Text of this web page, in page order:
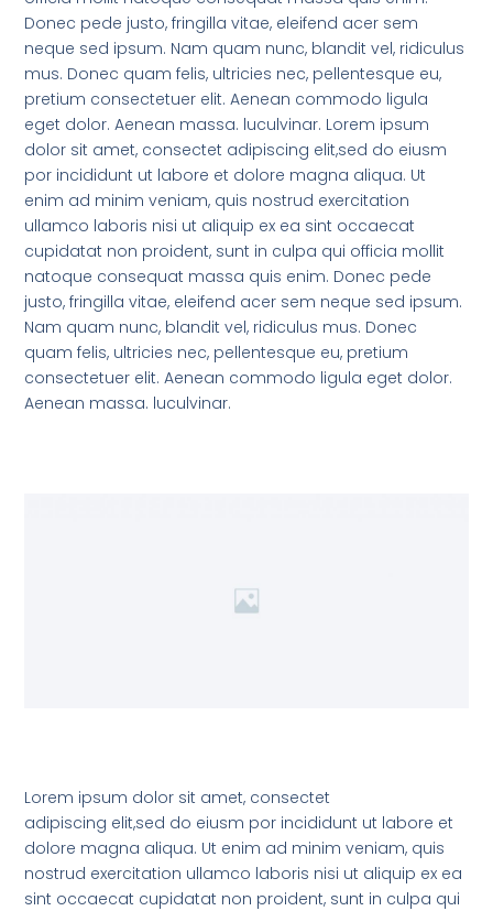
Donec pede justo, fringilla vitae, eleifend acer sem
neque sed ipsum. Nam quam nunc, blandit vel, ridiculus
mus. Donec quam felis, ultricies nec, pellentesque eu,
pretium consectetuer elit. Aenean commodo ligula
eget dolor. Aenean massa. luculvinar. Lorem ipsum
dolor sit amet, consectet adipiscing elit,sed do eiusm
por incididunt ut labore et dolore magna aliqua. Ut
enim ad minim veniam, quis nostrud exercitation
ullamco laboris nisi ut aliquip ex ea sint occaecat
cupidatat non proident, sunt in culpa qui officia mollit
natoque consequat massa quis enim. Donec pede
justo, fringilla vitae, eleifend acer sem neque sed ipsum.
Nam quam nunc, blandit vel, ridiculus mus. Donec
quam felis, ultricies nec, pellentesque eu, pretium
consectetuer elit. Aenean commodo ligula eget dolor.
Aenean massa. luculvinar.
Lorem ipsum dolor sit amet, consectet
adipiscing elit,sed do eiusm por incididunt ut labore et
dolore magna aliqua. Ut enim ad minim veniam, quis
nostrud exercitation ullamco laboris nisi ut aliquip ex ea
sint occaecat cupidatat non proident, sunt in culpa qui